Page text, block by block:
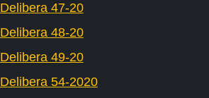
Delibera 47-20
Delibera 48-20
Delibera 49-20
Delibera 54-2020